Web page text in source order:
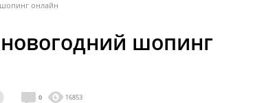
шопинг онлайн
шопинг
0 16853